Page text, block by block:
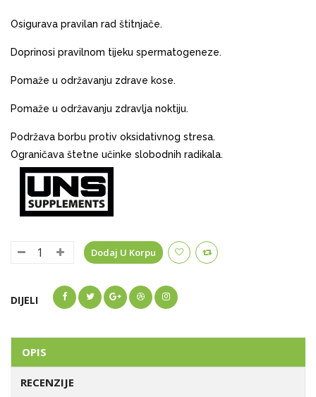
Osigurava pravilan rad štitnjače.
Doprinosi pravilnom tijeku spermatogeneze.
Pomaže u održavanju zdrave kose.
Pomaže u održavanju zdravlja noktiju.
Podržava borbu protiv oksidativnog stresa.
Ograničava štetne učinke slobodnih radikala.
Dodaj U Korpu
DIJELI
OPIS
RECENZIJE